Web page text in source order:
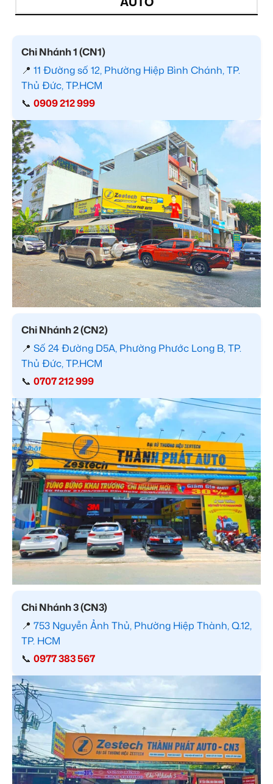
Chi Nhánh 1 (CN1)
📍 11 Đường số 12, Phường Hiệp Bình Chánh, TP.
Thủ Đức, TP.HCM
📞 0909 212 999
Chi Nhánh 2 (CN2)
📍 Số 24 Đường D5A, Phường Phước Long B, TP.
Thủ Đức, TP.HCM
📞 0707 212 999
Chi Nhánh 3 (CN3)
📍 753 Nguyễn Ảnh Thủ, Phường Hiệp Thành, Q.12,
TP. HCM
📞 0977 383 567